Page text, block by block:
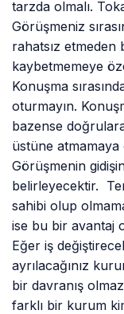
tarzda olmalı.
Görüşmeniz
rahatsız etmeden
kaybetmemeye
Konuşma
oturmayın.
bazense
üstüne atmamaya
Görüşmenin
belirleyecektir.
sahibi olup
ise bu bir avantaj
Eğer iş
ayrılacağınız
bir davranış
farklı bir kurum